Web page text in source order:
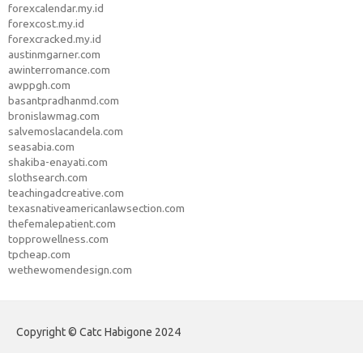
forexcalendar.my.id
forexcost.my.id
forexcracked.my.id
austinmgarner.com
awinterromance.com
awppgh.com
basantpradhanmd.com
bronislawmag.com
salvemoslacandela.com
seasabia.com
shakiba-enayati.com
slothsearch.com
teachingadcreative.com
texasnativeamericanlawsection.com
thefemalepatient.com
topprowellness.com
tpcheap.com
wethewomendesign.com
Copyright © Catc Habigone 2024